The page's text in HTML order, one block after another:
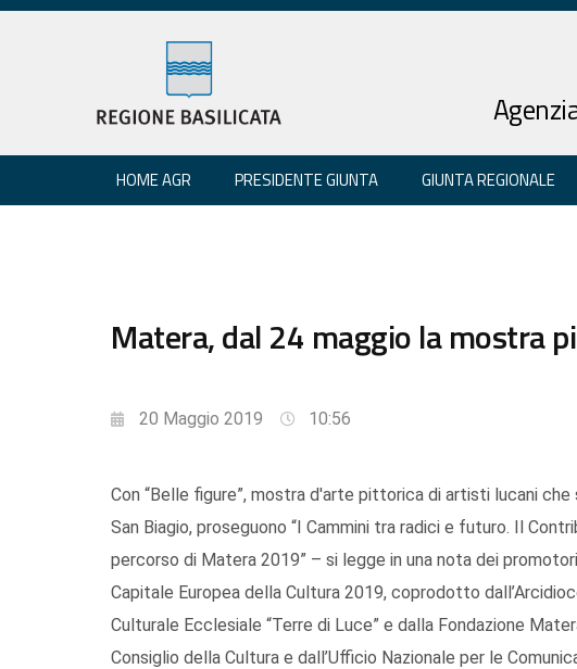
HOME AGR PRESIDENTE GIUNTA GIUNTA REGIONALE
Matera, dal 24 maggio la mostra
20 Maggio 2019 10:56
Con “Belle figure”, mostra d'arte pittorica di artisti lucani
San Biagio, proseguono “I Cammini tra radici e futuro. Il
percorso di Matera 2019” – si legge in una nota dei
Capitale Europea della Cultura 2019, coprodotto
Culturale Ecclesiale “Terre di Luce” e dalla Fondazione
Consiglio della Cultura e dall’Ufficio Nazionale per le